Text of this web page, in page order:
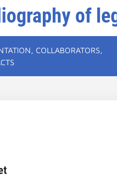
of
COLLABORATORS,